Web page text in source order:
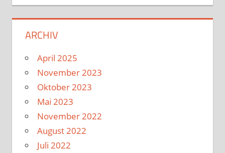
ARCHIV
April 2025
November 2023
Oktober 2023
Mai 2023
November 2022
August 2022
Juli 2022